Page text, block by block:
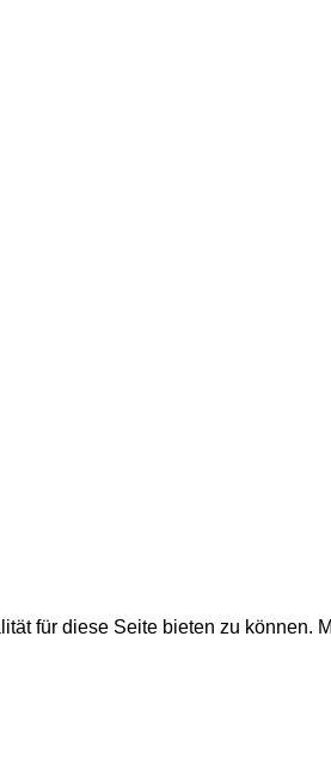
für diese Seite bieten zu können.